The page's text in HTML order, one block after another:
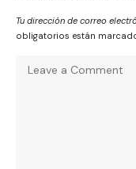
Tu dirección de correo
obligatorios están